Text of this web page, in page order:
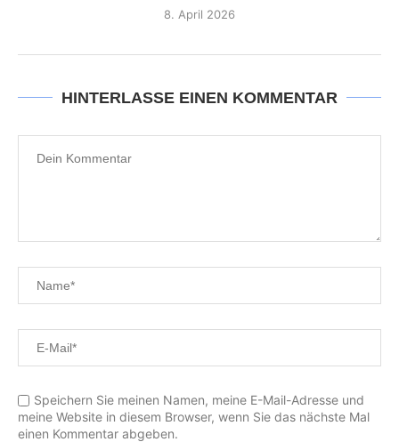
8. April 2026
HINTERLASSE EINEN KOMMENTAR
Speichern Sie meinen Namen, meine E-Mail-Adresse und
meine Website in diesem Browser, wenn Sie das nächste Mal
einen Kommentar abgeben.